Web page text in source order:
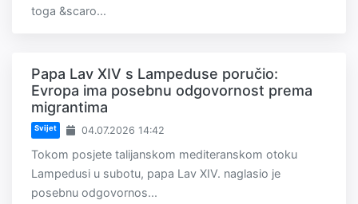
toga &scaro...
Papa Lav XIV s Lampeduse poručio:
Evropa ima posebnu odgovornost prema
migrantima
Svijet 04.07.2026 14:42
Tokom posjete talijanskom mediteranskom otoku
Lampedusi u subotu, papa Lav XIV. naglasio je
posebnu odgovornos...